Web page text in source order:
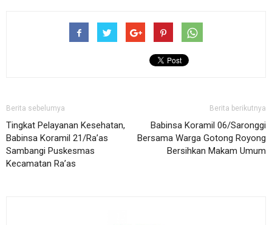
Berita sebelumya
Tingkat Pelayanan Kesehatan,
Babinsa Koramil 21/Ra’as
Sambangi Puskesmas
Kecamatan Ra’as
Berita berikutnya
Babinsa Koramil 06/Saronggi
Bersama Warga Gotong Royong
Bersihkan Makam Umum